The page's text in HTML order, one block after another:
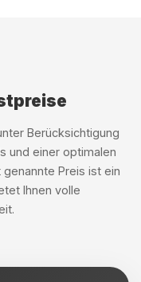
Berücksichtigung
und einer optimalen
Preis ist ein
Ihnen volle